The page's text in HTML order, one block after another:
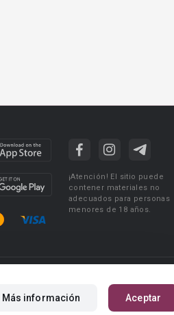
Más información Aceptar
¡Atención! El sitio puede
contener materiales no
adecuados para personas
menores de 18 años.
Reglas para la publicación de libros